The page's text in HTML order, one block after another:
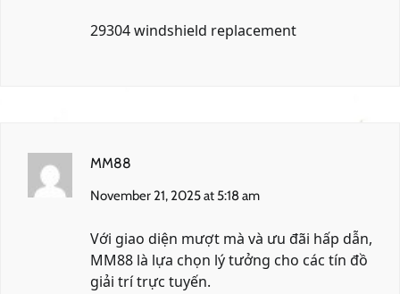
29304 windshield replacement
MM88
November 21, 2025 at 5:18 am
Với giao diện mượt mà và ưu đãi hấp dẫn,
MM88 là lựa chọn lý tưởng cho các tín đồ
giải trí trực tuyến.